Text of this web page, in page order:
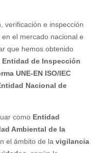
verificación e inspección
el mercado nacional e
que hemos obtenido
Entidad de Inspección
UNE-EN ISO/IEC
Nacional de
como Entidad
Ambiental de la
el ámbito de la vigilancia